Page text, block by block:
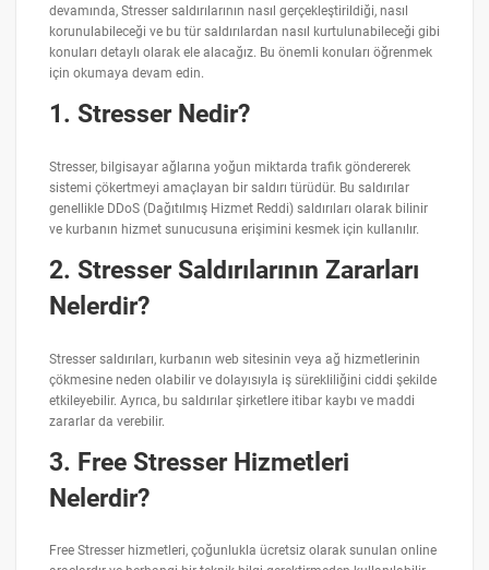
devamında, Stresser saldırılarının nasıl gerçekleştirildiği, nasıl
korunulabileceği ve bu tür saldırılardan nasıl kurtulunabileceği gibi
konuları detaylı olarak ele alacağız. Bu önemli konuları öğrenmek
için okumaya devam edin.
1. Stresser Nedir?
Stresser, bilgisayar ağlarına yoğun miktarda trafik göndererek
sistemi çökertmeyi amaçlayan bir saldırı türüdür. Bu saldırılar
genellikle DDoS (Dağıtılmış Hizmet Reddi) saldırıları olarak bilinir
ve kurbanın hizmet sunucusuna erişimini kesmek için kullanılır.
2. Stresser Saldırılarının Zararları
Nelerdir?
Stresser saldırıları, kurbanın web sitesinin veya ağ hizmetlerinin
çökmesine neden olabilir ve dolayısıyla iş sürekliliğini ciddi şekilde
etkileyebilir. Ayrıca, bu saldırılar şirketlere itibar kaybı ve maddi
zararlar da verebilir.
3. Free Stresser Hizmetleri
Nelerdir?
Free Stresser hizmetleri, çoğunlukla ücretsiz olarak sunulan online